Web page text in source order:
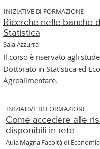
INIZIATIVE DI FORMAZIONE
Ricerche nelle banche
Statistica
Sala Azzurra
Il corso è riservato agli
Dottorato in Statistica ed
Agroalimentare.
INIZIATIVE DI FORMAZIONE
Come accedere alle
disponibili in rete
Aula Magna Facoltà di Economia